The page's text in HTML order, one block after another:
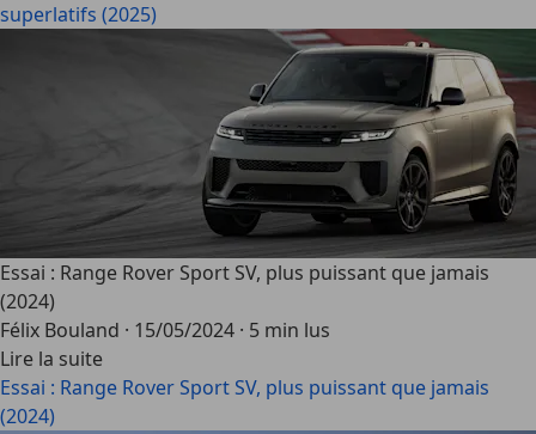
superlatifs (2025)
Essai : Range Rover Sport SV, plus puissant que jamais
(2024)
Félix Bouland · 15/05/2024 · 5 min lus
Lire la suite
Essai : Range Rover Sport SV, plus puissant que jamais
(2024)